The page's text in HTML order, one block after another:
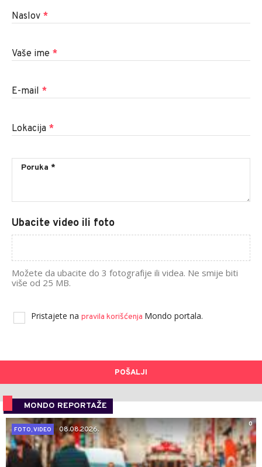
Naslov *
Vaše ime *
E-mail *
Lokacija *
Ubacite video ili foto
Možete da ubacite do 3 fotografije ili videa. Ne smije biti
više od 25 MB.
Pristajete na pravila korišćenja Mondo portala.
POŠALJI
MONDO REPORTAŽE
0
FOTO, VIDEO
08.08.2026.